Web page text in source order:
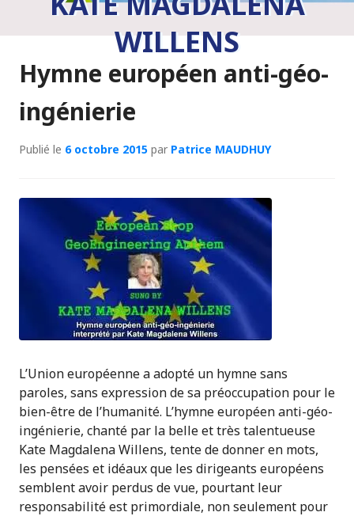
WILLENS
Hymne européen anti-géo-
ingénierie
Publié le 6 octobre 2015 par Patrice MAUDHUY
L’Union européenne a adopté un hymne sans
paroles, sans expression de sa préoccupation pour le
bien-être de l’humanité. L’hymne européen anti-géo-
ingénierie, chanté par la belle et très talentueuse
Kate Magdalena Willens, tente de donner en mots,
les pensées et idéaux que les dirigeants européens
semblent avoir perdus de vue, pourtant leur
responsabilité est primordiale, non seulement pour